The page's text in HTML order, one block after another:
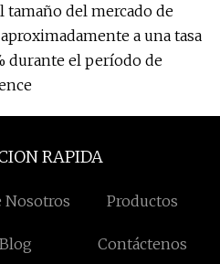
tamaño del mercado de
a una tasa
durante el período de
RAPIDA
Nosotros Productos
Blog Contáctenos